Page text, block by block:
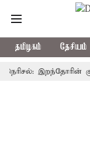
தமிழகம் தேசியம்
இறந்தோரின்